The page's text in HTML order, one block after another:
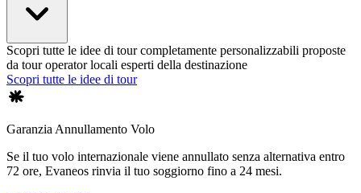
Scopri tutte le idee di tour completamente personalizzabili proposte
da tour operator locali esperti della destinazione
Scopri tutte le idee di tour
Garanzia Annullamento Volo
Se il tuo volo internazionale viene annullato senza alternativa entro
72 ore, Evaneos rinvia il tuo soggiorno fino a 24 mesi.